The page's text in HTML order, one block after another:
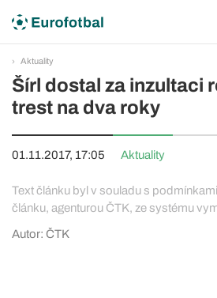
Aktuality
Šírl dostal za inzultaci
trest na dva roky
01.11.2017, 17:05 Aktuality
Text článku byl v souladu s
článku, agenturou ČTK, ze systému
Autor: ČTK